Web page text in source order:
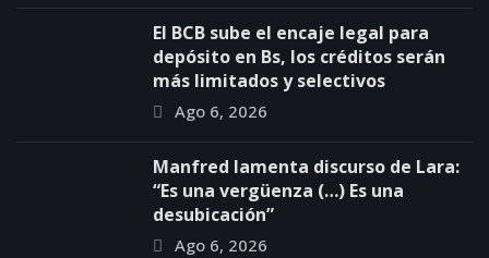
El BCB sube el encaje legal para
depósito en Bs, los créditos serán
más limitados y selectivos
Ago 6, 2026
Manfred lamenta discurso de Lara:
“Es una vergüenza (…) Es una
desubicación”
Ago 6, 2026